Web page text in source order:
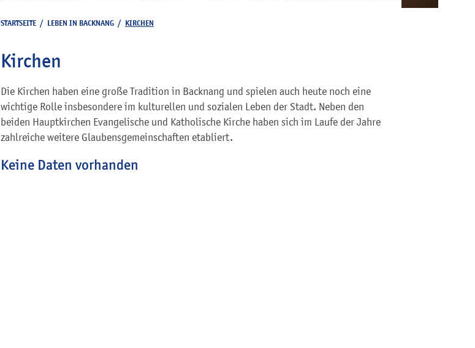
STARTSEITE / LEBEN IN BACKNANG / KIRCHEN
Kirchen
Die Kirchen haben eine große Tradition in Backnang und spielen auch heute noch eine
wichtige Rolle insbesondere im kulturellen und sozialen Leben der Stadt. Neben den
beiden Hauptkirchen Evangelische und Katholische Kirche haben sich im Laufe der Jahre
zahlreiche weitere Glaubensgemeinschaften etabliert.
Keine Daten vorhanden